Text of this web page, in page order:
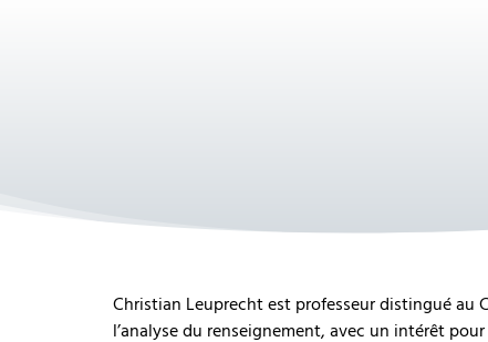
Christian Leuprecht est professeur distingué au
l’analyse du renseignement, avec un intérêt